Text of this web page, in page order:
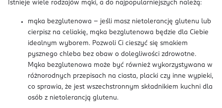
Istnieje wiele rodzajów mąki, a do najpopularniejszych należą:
mąka bezglutenowa – jeśli masz nietolerancję glutenu lub
cierpisz na celiakię, mąka bezglutenowa będzie dla Ciebie
idealnym wyborem. Pozwoli Ci cieszyć się smakiem
pysznego chleba bez obaw o dolegliwości zdrowotne.
Mąka bezglutenowa może być również wykorzystywana w
różnorodnych przepisach na ciasta, placki czy inne wypieki,
co sprawia, że jest wszechstronnym składnikiem kuchni dla
osób z nietolerancją glutenu.